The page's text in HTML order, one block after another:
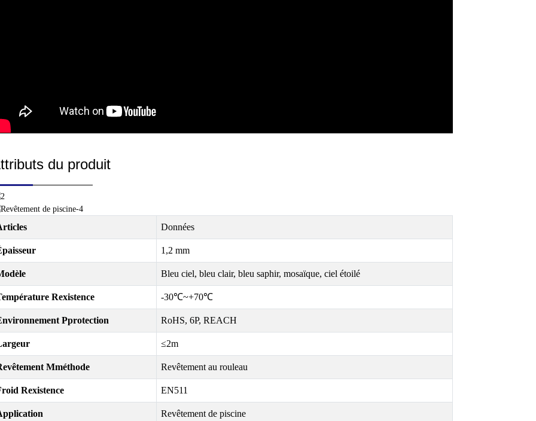
du produit
Données
1,2 mm
Bleu ciel, bleu clair, bleu saphir, mosaïque, ciel étoilé
Rexistence -30℃~+70℃
Pprotection RoHS, 6P, REACH
≤2m
Mméthode Revêtement au rouleau
Rexistence EN511
Revêtement de piscine